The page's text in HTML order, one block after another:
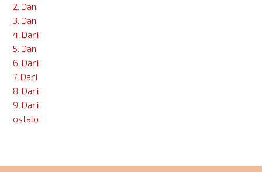
2. Dani
3. Dani
4. Dani
5. Dani
6. Dani
7. Dani
8. Dani
9. Dani
ostalo